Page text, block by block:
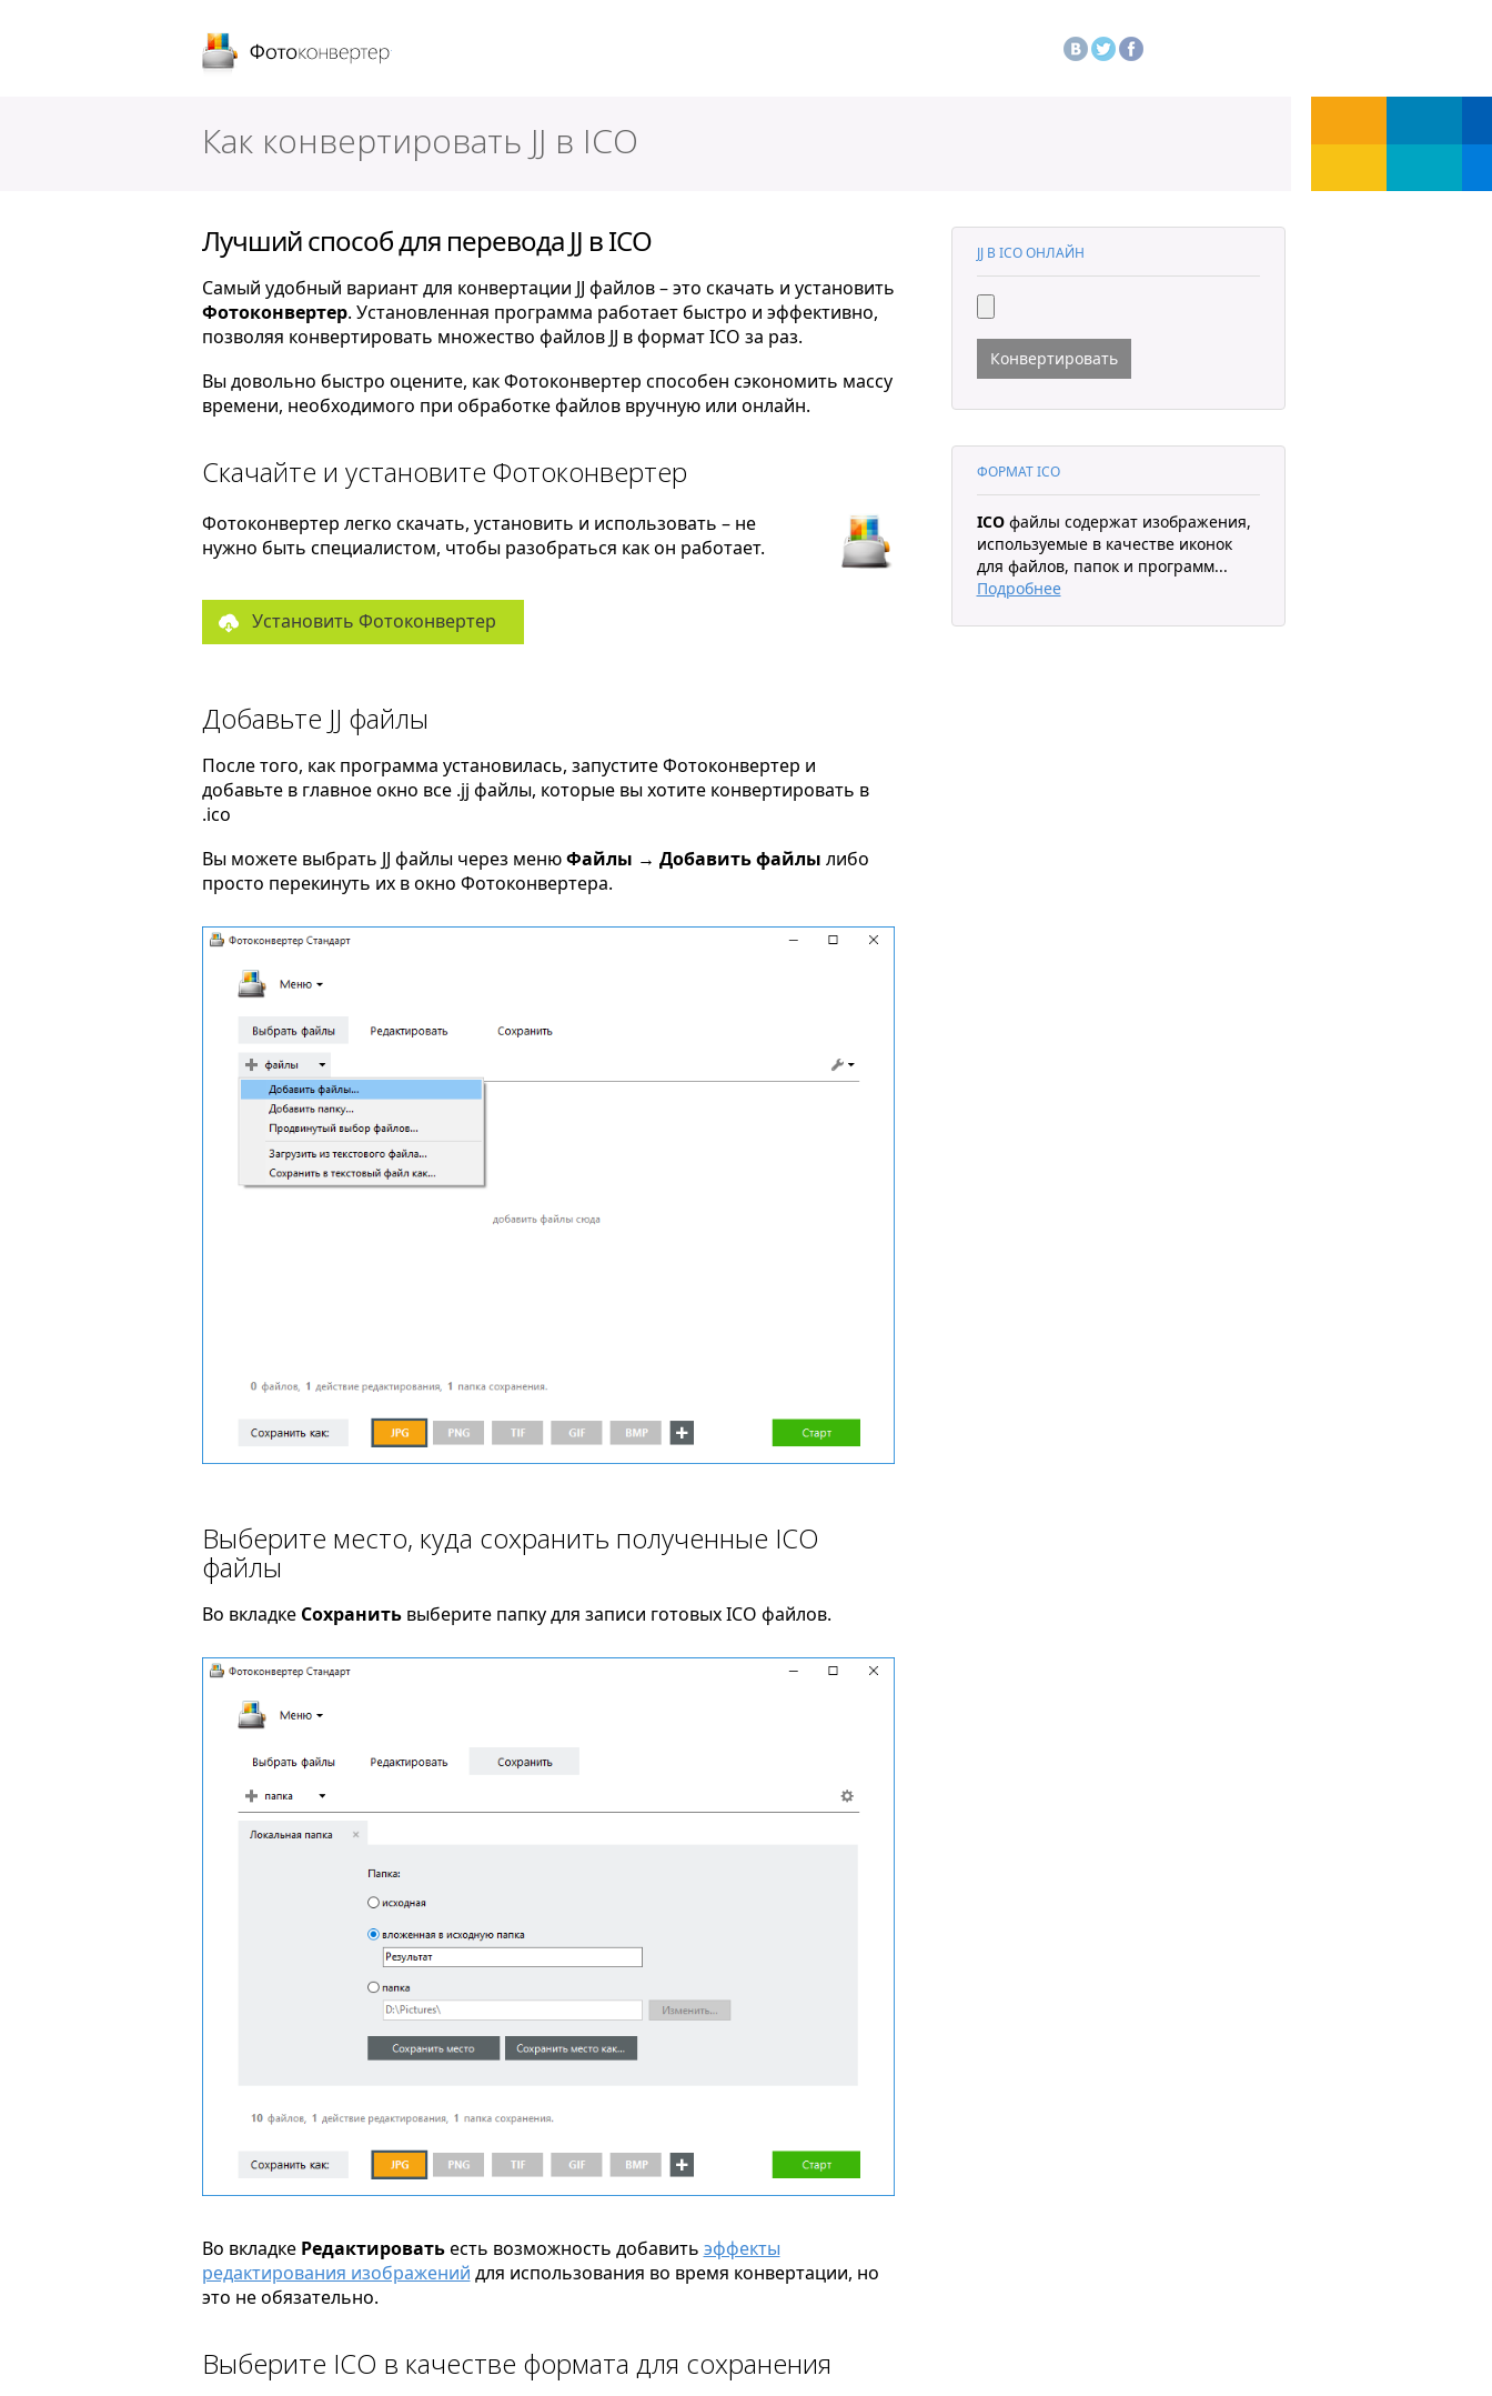
Как конвертировать JJ в ICO
Лучший способ для перевода JJ в ICO
Самый удобный вариант для конвертации JJ файлов – это скачать и установить
Фотоконвертер. Установленная программа работает быстро и эффективно,
позволяя конвертировать множество файлов JJ в формат ICO за раз.
Вы довольно быстро оцените, как Фотоконвертер способен сэкономить массу
времени, необходимого при обработке файлов вручную или онлайн.
Скачайте и установите Фотоконвертер
Фотоконвертер легко скачать, установить и использовать – не
нужно быть специалистом, чтобы разобраться как он работает.
Установить Фотоконвертер
Добавьте JJ файлы
После того, как программа установилась, запустите Фотоконвертер и
добавьте в главное окно все .jj файлы, которые вы хотите конвертировать в
.ico
Вы можете выбрать JJ файлы через менюФайлы → Добавить файлы либо
просто перекинуть их в окно Фотоконвертера.
Выберите место, куда сохранить полученные ICO
файлы
Во вкладке Сохранитьвыберите папку для записи готовых ICO файлов.
Во вкладке Редактироватьесть возможность добавить эффекты
редактирования изображений для использования во время конвертации, но
это не обязательно.
Выберите ICO в качестве формата для сохранения
JJ В ICO ОНЛАЙН
Конвертировать
ФОРМАТ ICO
ICOфайлы содержат изображения,
используемые в качестве иконок
для файлов, папок и программ...
Подробнее